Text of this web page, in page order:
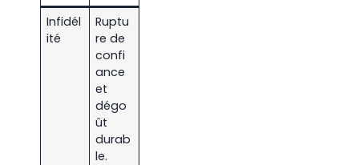
Infidél
ité
Ruptu
re de
confi
ance
et
dégo
ût
durab
le.